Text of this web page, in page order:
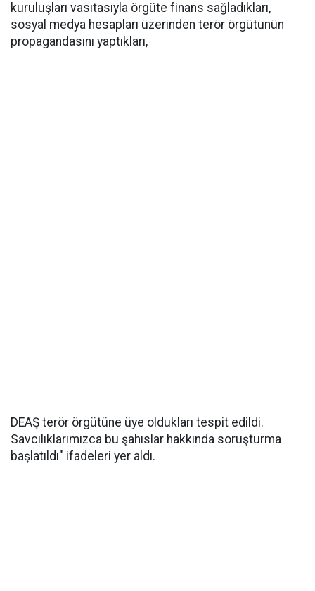
kuruluşları vasıtasıyla örgüte finans sağladıkları,
sosyal medya hesapları üzerinden terör örgütünün
propagandasını yaptıkları,
DEAŞ terör örgütüne üye oldukları tespit edildi.
Savcılıklarımızca bu şahıslar hakkında soruşturma
başlatıldı" ifadeleri yer aldı.